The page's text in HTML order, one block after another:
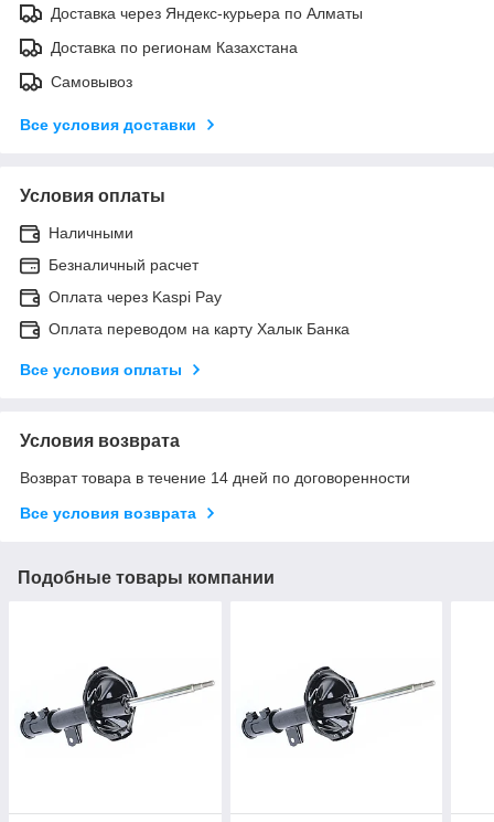
Доставка через Яндекс-курьера по Алматы
Доставка по регионам Казахстана
Самовывоз
Все условия доставки
Условия оплаты
Наличными
Безналичный расчет
Оплата через Kaspi Pay
Оплата переводом на карту Халык Банка
Все условия оплаты
Условия возврата
Возврат товара в течение 14 дней по договоренности
Все условия возврата
Подобные товары компании